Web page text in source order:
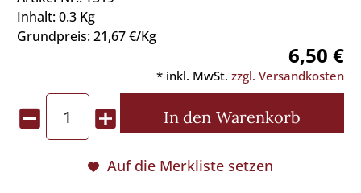
Inhalt: 0.3 Kg
Grundpreis: 21,67 €/Kg
6,50 €
* inkl. MwSt.zzgl. Versandkosten
In den Warenkorb
Auf die Merkliste setzen